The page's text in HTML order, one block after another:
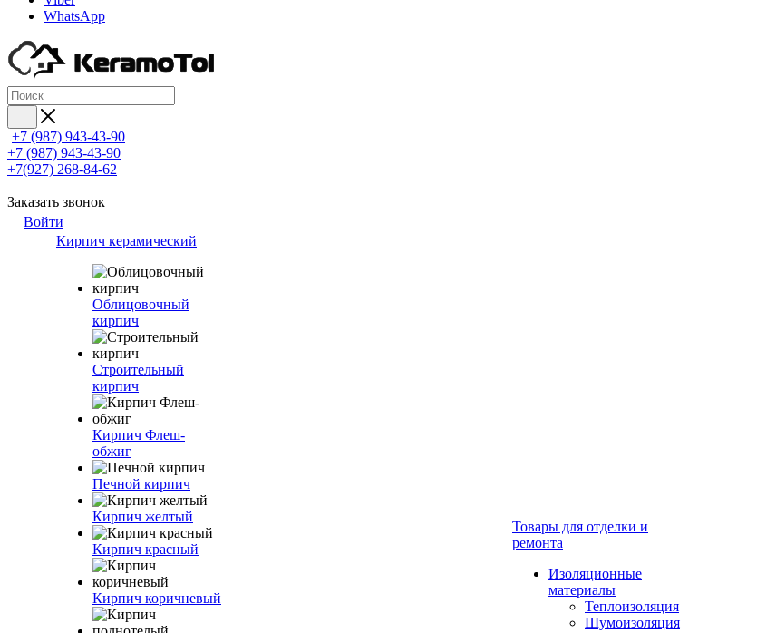
WhatsApp
+7 (987) 943-43-90
+7 (987) 943-43-90
+7(927) 268-84-62
Заказать звонок
Войти
Кирпич керамический
Облицовочный
кирпич
Строительный
кирпич
Кирпич Флеш-
обжиг
Печной кирпич
Кирпич желтый
Кирпич красный
Кирпич коричневый
Товары для отделки и
ремонта
Изоляционные
материалы
Теплоизоляция
Шумоизоляция